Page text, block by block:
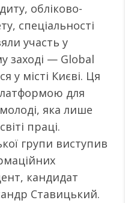
обліково-
спеціальності
участь у
заході — Global
у місті Києві. Ця
для
яка лише
праці.
групи виступив
кандидат
Ставицький.